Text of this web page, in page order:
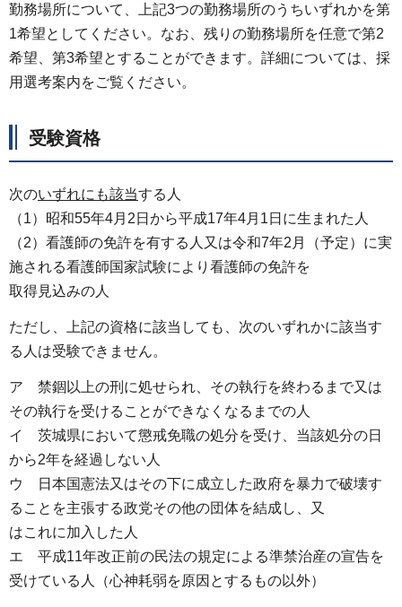
勤務場所について、上記3つの勤務場所のうちいずれかを第
1希望としてください。なお、残りの勤務場所を任意で第2
希望、第3希望とすることができます。詳細については、採
用選考案内をご覧ください。
受験資格
次のいずれにも該当する人
（1）昭和55年4月2日から平成17年4月1日に生まれた人
（2）看護師の免許を有する人又は令和7年2月（予定）に実
施される看護師国家試験により看護師の免許を
取得見込みの人
ただし、上記の資格に該当しても、次のいずれかに該当す
る人は受験できません。
ア 禁錮以上の刑に処せられ、その執行を終わるまで又は
その執行を受けることができなくなるまでの人
イ 茨城県において懲戒免職の処分を受け、当該処分の日
から2年を経過しない人
ウ 日本国憲法又はその下に成立した政府を暴力で破壊す
ることを主張する政党その他の団体を結成し、又
はこれに加入した人
エ 平成11年改正前の民法の規定による準禁治産の宣告を
受けている人（心神耗弱を原因とするもの以外）